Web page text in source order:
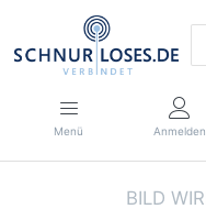
Menü Anmelden